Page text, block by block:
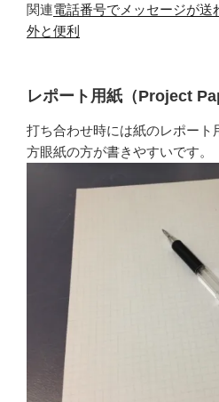
関連電話番号でメッセージが送
外と便利
レポート用紙（Project
打ち合わせ時には紙のレポート
方眼紙の方が書きやすいです。